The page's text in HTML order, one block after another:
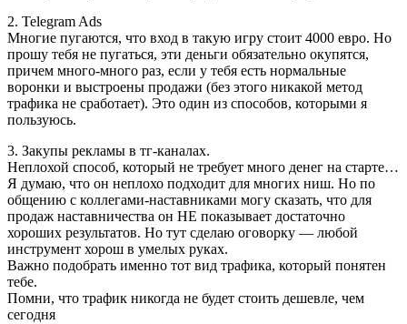
2. Telegram Ads
Многие пугаются, что вход в такую игру стоит 4000 евро. Но
прошу тебя не пугаться, эти деньги обязательно окупятся,
причем много-много раз, если у тебя есть нормальные
воронки и выстроены продажи (без этого никакой метод
трафика не сработает). Это один из способов, которыми я
пользуюсь.
3. Закупы рекламы в тг-каналах.
Неплохой способ, который не требует много денег на старте…
Я думаю, что он неплохо подходит для многих ниш. Но по
общению с коллегами-наставниками могу сказать, что для
продаж наставничества он НЕ показывает достаточно
хороших результатов. Но тут сделаю оговорку — любой
инструмент хорош в умелых руках.
Важно подобрать именно тот вид трафика, который понятен
тебе.
Помни, что трафик никогда не будет стоить дешевле, чем
сегодня